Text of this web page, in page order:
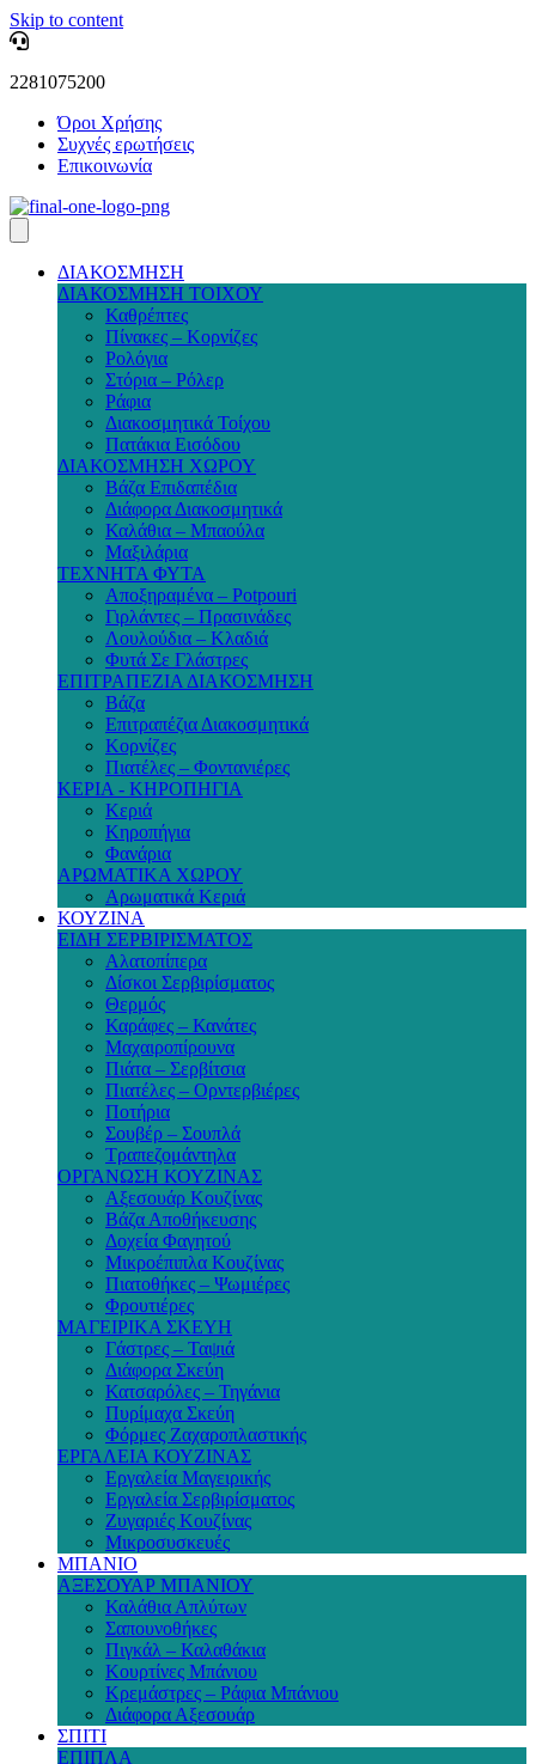
Skip to content
2281075200
Όροι Χρήσης
Συχνές ερωτήσεις
Επικοινωνία
ΔΙΑΚΟΣΜΗΣΗ
ΔΙΑΚΟΣΜΗΣΗ ΤΟΙΧΟΥ
Καθρέπτες
Πίνακες – Κορνίζες
Ρολόγια
Στόρια – Ρόλερ
Ράφια
Διακοσμητικά Τοίχου
Πατάκια Εισόδου
ΔΙΑΚΟΣΜΗΣΗ ΧΩΡΟΥ
Βάζα Επιδαπέδια
Διάφορα Διακοσμητικά
Καλάθια – Μπαούλα
Μαξιλάρια
ΤΕΧΝΗΤΑ ΦΥΤΑ
Αποξηραμένα – Potpouri
Γιρλάντες – Πρασινάδες
Λουλούδια – Κλαδιά
Φυτά Σε Γλάστρες
ΕΠΙΤΡΑΠΕΖΙΑ ΔΙΑΚΟΣΜΗΣΗ
Βάζα
Επιτραπέζια Διακοσμητικά
Κορνίζες
Πιατέλες – Φοντανιέρες
ΚΕΡΙΑ - ΚΗΡΟΠΗΓΙΑ
Κεριά
Κηροπήγια
Φανάρια
ΑΡΩΜΑΤΙΚΑ ΧΩΡΟΥ
Αρωματικά Κεριά
ΚΟΥΖΙΝΑ
ΕΙΔΗ ΣΕΡΒΙΡΙΣΜΑΤΟΣ
Αλατοπίπερα
Δίσκοι Σερβιρίσματος
Θερμός
Καράφες – Κανάτες
Μαχαιροπίρουνα
Πιάτα – Σερβίτσια
Πιατέλες – Ορντερβιέρες
Ποτήρια
Σουβέρ – Σουπλά
Τραπεζομάντηλα
ΟΡΓΑΝΩΣΗ ΚΟΥΖΙΝΑΣ
Αξεσουάρ Κουζίνας
Βάζα Αποθήκευσης
Δοχεία Φαγητού
Μικροέπιπλα Κουζίνας
Πιατοθήκες – Ψωμιέρες
Φρουτιέρες
ΜΑΓΕΙΡΙΚΑ ΣΚΕΥΗ
Γάστρες – Ταψιά
Διάφορα Σκεύη
Κατσαρόλες – Τηγάνια
Πυρίμαχα Σκεύη
Φόρμες Ζαχαροπλαστικής
ΕΡΓΑΛΕΙΑ ΚΟΥΖΙΝΑΣ
Εργαλεία Μαγειρικής
Εργαλεία Σερβιρίσματος
Ζυγαριές Κουζίνας
Μικροσυσκευές
ΜΠΑΝΙΟ
ΑΞΕΣΟΥΑΡ ΜΠΑΝΙΟΥ
Καλάθια Απλύτων
Σαπουνοθήκες
Πιγκάλ – Καλαθάκια
Κουρτίνες Μπάνιου
Κρεμάστρες – Ράφια Μπάνιου
Διάφορα Αξεσουάρ
ΣΠΙΤΙ
ΕΠΙΠΛΑ